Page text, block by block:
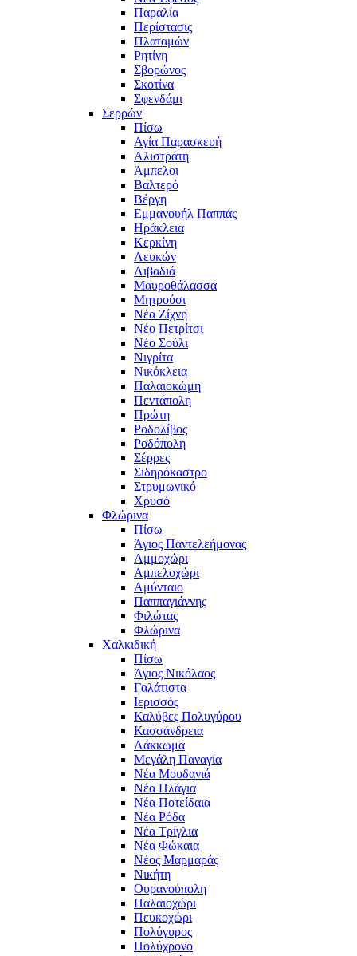
Παραλία
Περίστασις
Πλαταμών
Ρητίνη
Σβορώνος
Σκοτίνα
Σφενδάμι
Σερρών
Πίσω
Αγία Παρασκευή
Αλιστράτη
Άμπελοι
Βαλτερό
Βέργη
Εμμανουήλ Παππάς
Ηράκλεια
Κερκίνη
Λευκών
Λιβαδιά
Μαυροθάλασσα
Μητρούσι
Νέα Ζίχνη
Νέο Πετρίτσι
Νέο Σούλι
Νιγρίτα
Νικόκλεια
Παλαιοκώμη
Πεντάπολη
Πρώτη
Ροδολίβος
Ροδόπολη
Σέρρες
Σιδηρόκαστρο
Στρυμωνικό
Χρυσό
Φλώρινα
Πίσω
Άγιος Παντελεήμονας
Αμμοχώρι
Αμπελοχώρι
Αμύνταιο
Παππαγιάννης
Φιλώτας
Φλώρινα
Χαλκιδική
Πίσω
Άγιος Νικόλαος
Γαλάτιστα
Ιερισσός
Καλύβες Πολυγύρου
Κασσάνδρεια
Λάκκωμα
Μεγάλη Παναγία
Νέα Μουδανιά
Νέα Πλάγια
Νέα Ποτείδαια
Νέα Ρόδα
Νέα Τρίγλια
Νέα Φώκαια
Νέος Μαρμαράς
Νικήτη
Ουρανούπολη
Παλαιοχώρι
Πευκοχώρι
Πολύγυρος
Πολύχρονο